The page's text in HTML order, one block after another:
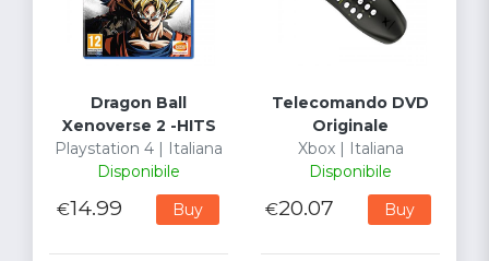
Dragon Ball
Xenoverse 2 -HITS
Playstation 4 | Italiana
Disponibile
€14.99 Buy
Telecomando DVD
Originale
Xbox | Italiana
Disponibile
€20.07 Buy